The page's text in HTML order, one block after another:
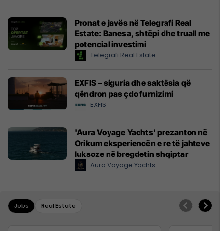
Pronat e javës në Telegrafi Real
Estate: Banesa, shtëpi dhe truall me
potencial investimi
Telegrafi Real Estate
EXFIS – siguria dhe saktësia që
qëndron pas çdo furnizimi
EXFIS
'Aura Voyage Yachts' prezanton në
Orikum eksperiencën e re të jahteve
luksoze në bregdetin shqiptar
Aura Voyage Yachts
Jobs Real Estate